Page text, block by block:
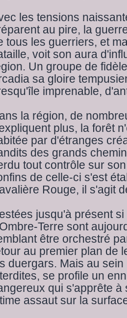
les tensions
au pire, la
tous les guerriers, et
voit son aura
Un groupe de
sa gloire
imprenable,
la région, de
plus, la forêt
par d'étranges
des grands
tout contrôle sur
de celle-ci s'est
Rouge, il s'agit
jusqu'à présent
Terre sont
être orchestré
au premier plan de
duergars. Mais au
se profile un
qui s'apprête
assaut sur la